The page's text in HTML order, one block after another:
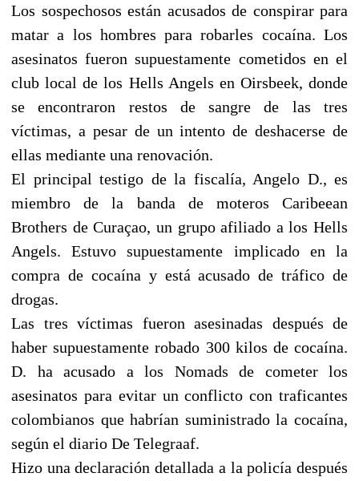
Los sospechosos están acusados de conspirar para
matar a los hombres para robarles cocaína. Los
asesinatos fueron supuestamente cometidos en el
club local de los Hells Angels en Oirsbeek, donde
se encontraron restos de sangre de las tres
víctimas, a pesar de un intento de deshacerse de
ellas mediante una renovación.
El principal testigo de la fiscalía, Angelo D., es
miembro de la banda de moteros Caribeean
Brothers de Curaçao, un grupo afiliado a los Hells
Angels. Estuvo supuestamente implicado en la
compra de cocaína y está acusado de tráfico de
drogas.
Las tres víctimas fueron asesinadas después de
haber supuestamente robado 300 kilos de cocaína.
D. ha acusado a los Nomads de cometer los
asesinatos para evitar un conflicto con traficantes
colombianos que habrían suministrado la cocaína,
según el diario De Telegraaf.
Hizo una declaración detallada a la policía después